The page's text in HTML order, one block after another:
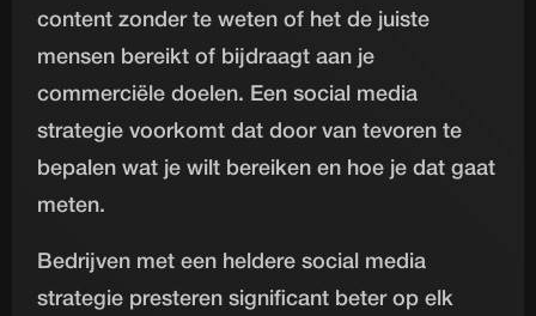
content zonder te weten of het de juiste
mensen bereikt of bijdraagt aan je
commerciële doelen. Een social media
strategie voorkomt dat door van tevoren te
bepalen wat je wilt bereiken en hoe je dat gaat
meten.
Bedrijven met een heldere social media
strategie presteren significant beter op elk